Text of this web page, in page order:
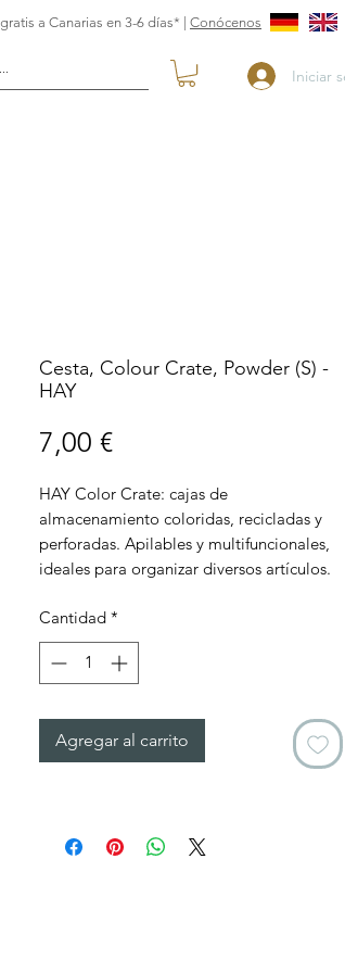
a Canarias en 3-6 días* | Conócenos
Iniciar
Cesta, Colour Crate, Powder (S) -
HAY
7,00 €Precio
HAY Color Crate: cajas de
almacenamiento coloridas, recicladas y
perforadas. Apilables y multifuncionales,
ideales para organizar diversos artículos.
Cantidad *
Agregar al carrito